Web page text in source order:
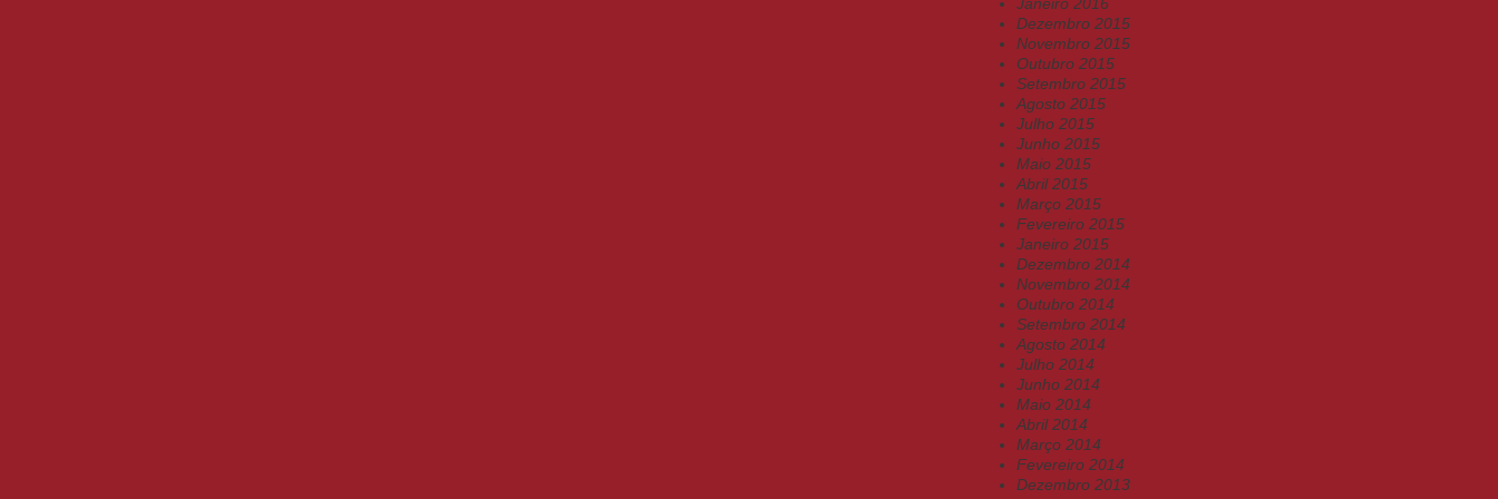
Dezembro 2015
Novembro 2015
Outubro 2015
Setembro 2015
Agosto 2015
Julho 2015
Junho 2015
Maio 2015
Abril 2015
Março 2015
Fevereiro 2015
Janeiro 2015
Dezembro 2014
Novembro 2014
Outubro 2014
Setembro 2014
Agosto 2014
Julho 2014
Junho 2014
Maio 2014
Abril 2014
Março 2014
Fevereiro 2014
Dezembro 2013